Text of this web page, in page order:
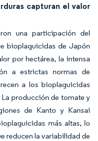
capturan el valor
una participación del
bioplaguicidas de Japón
por hectárea, la intensa
a estrictas normas de
a los bioplaguicidas
producción de tomate y
de Kanto y Kansai
más altas, lo
reducen la variabilidad de